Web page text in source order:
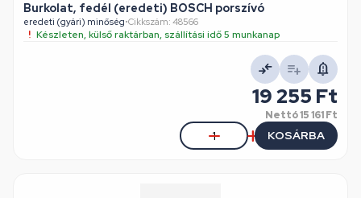
Burkolat, fedél (eredeti) BOSCH porszívó
eredeti (gyári) minőség•Cikkszám: 48566
Készleten, külső raktárban, szállítási idő 5 munkanap
19 255 Ft
Nettó15 161 Ft
KOSÁRBA